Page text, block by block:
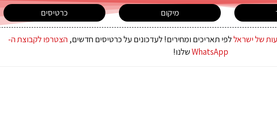
מיקום כרטיסים
של ישראללפי תאריכים ומחירים! לעדכונים על כרטיסים חדשים, הצטרפו לקבוצת ה-
WhatsAppשלנו!